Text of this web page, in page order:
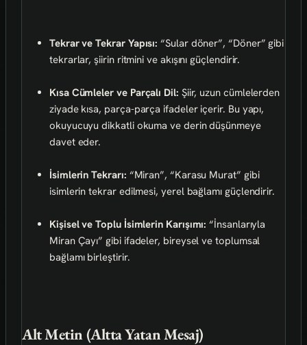
Tekrar ve Tekrar Yapısı: “Sular döner”, “Döner” gibi
tekrarlar, şiirin ritmini ve akışını güçlendirir.
Kısa Cümleler ve Parçalı Dil: Şiir, uzun cümlelerden
ziyade kısa, parça-parça ifadeler içerir. Bu yapı,
okuyucuyu dikkatli okuma ve derin düşünmeye
davet eder.
İsimlerin Tekrarı: “Miran”, “Karasu Murat” gibi
isimlerin tekrar edilmesi, yerel bağlamı güçlendirir.
Kişisel ve Toplu İsimlerin Karışımı: “İnsanlarıyla
Miran Çayı” gibi ifadeler, bireysel ve toplumsal
bağlamı birleştirir.
Alt Metin (Altta Yatan Mesaj)